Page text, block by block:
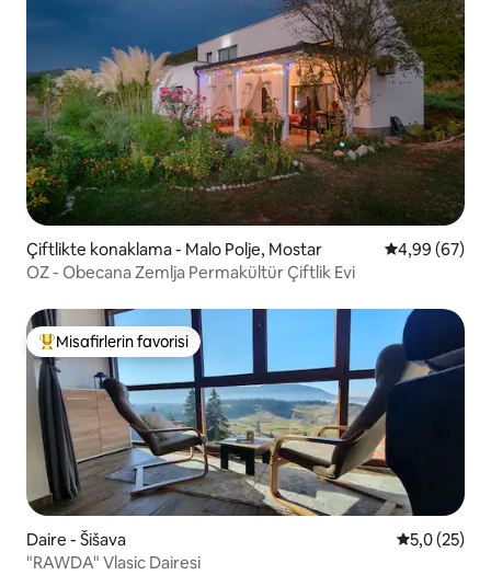
Çiftlikte konaklama - Malo Polje, Mostar 5 üzerinden
4,99 (67)
OZ - Obecana Zemlja Permakültür Çiftlik Evi
Misafirlerin favorilerinden en beğenilenler arasında
Misafirlerin favorisi
Daire - Šišava 5 üzerinden
5,0 (25)
"RAWDA" Vlasic Dairesi